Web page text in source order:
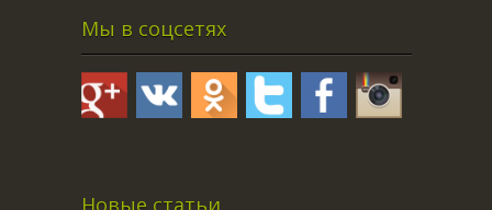
Мы в соцсетях